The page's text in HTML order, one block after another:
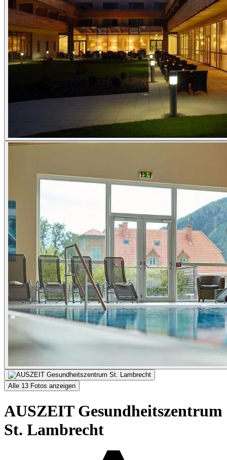
Alle 13 Fotos anzeigen
AUSZEIT Gesundheitszentrum
St. Lambrecht